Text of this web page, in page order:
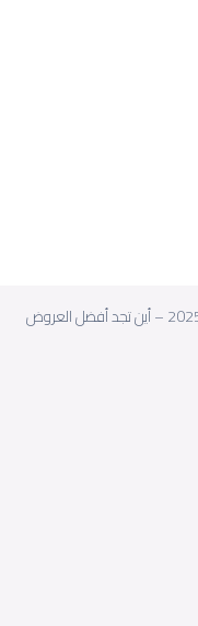
تخفيضات عيد الأضحى 2025 – أين تجد أفضل العروض